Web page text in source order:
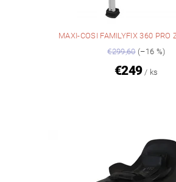
MAXI-COSI FAMILYFIX 360 PRO
€299,60(–16 %)
€249 / ks